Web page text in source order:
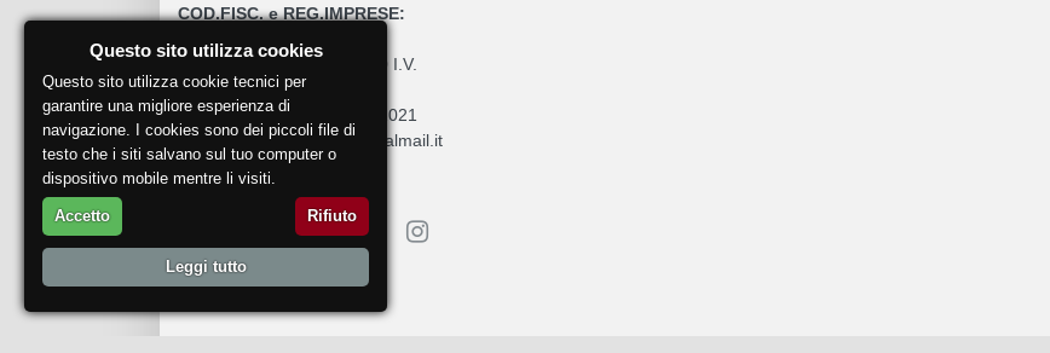
COD.FISC. e REG.IMPRESE:
€. 10.200,00 I.V.
REA:RM 930252
Roc:36580 del 5 maggio 2021
Pec:mdcomunication@legalmail.it
Questo sito utilizza cookies
Questo sito utilizza cookie tecnici per
garantire una migliore esperienza di
navigazione. I cookies sono dei piccoli file di
testo che i siti salvano sul tuo computer o
dispositivo mobile mentre li visiti.
Accetto Rifiuto
Leggi tutto